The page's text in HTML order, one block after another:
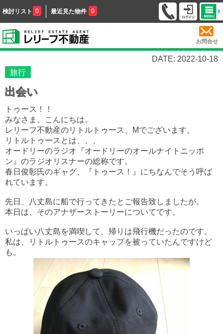
検討リスト 0 最近見た物件 0
お問合せ
DATE: 2022-10-18
旅行
出会い
トゥース！！
みなさま、こんにちは。
レリーフ不動産のリトルトゥース、Mでございます。
リトルトゥースとは、、、
オードリーのラジオ『オードリーのオールナイトニッポ
ン』のラジオリスナーの総称です。
春日俊彰氏のギャグ、『トゥース！』にちなんでそう呼ば
れています。
先日、八丈島に船で行ってきたとご報告致しましたが。
本日は、そのアナザーストーリーについてです。
いっぱい八丈島を満喫して、帰りは飛行機だったのです。
私は、リトルトゥースのキャップを被っていたんですけど
も。